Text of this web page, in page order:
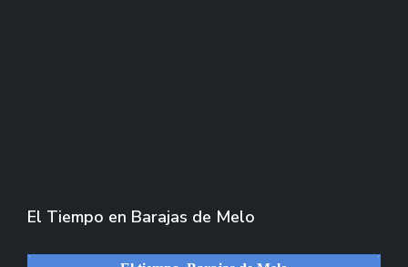
El Tiempo en Barajas de Melo